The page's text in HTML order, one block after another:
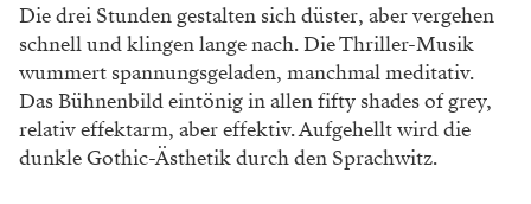
Die drei Stunden gestalten sich düster, aber vergehen
schnell und klingen lange nach. Die Thriller-Musik
wummert spannungsgeladen, manchmal meditativ.
Das Bühnenbild eintönig in allen fifty shades of grey,
relativ effektarm, aber effektiv. Aufgehellt wird die
dunkle Gothic-Ästhetik durch den Sprachwitz.